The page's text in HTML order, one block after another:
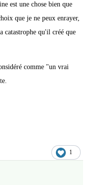
est une chose bien que
que je ne peux enrayer,
catastrophe qu'il créé que
comme "un vrai
1